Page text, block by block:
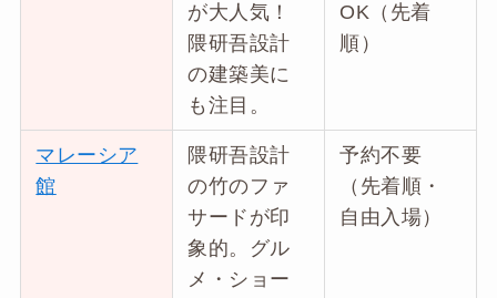
が大人気！
隈研吾設計
の建築美に
も注目。
OK（先着
順）
マレーシア
館
隈研吾設計
の竹のファ
サードが印
象的。グル
メ・ショー
予約不要
（先着順・
自由入場）